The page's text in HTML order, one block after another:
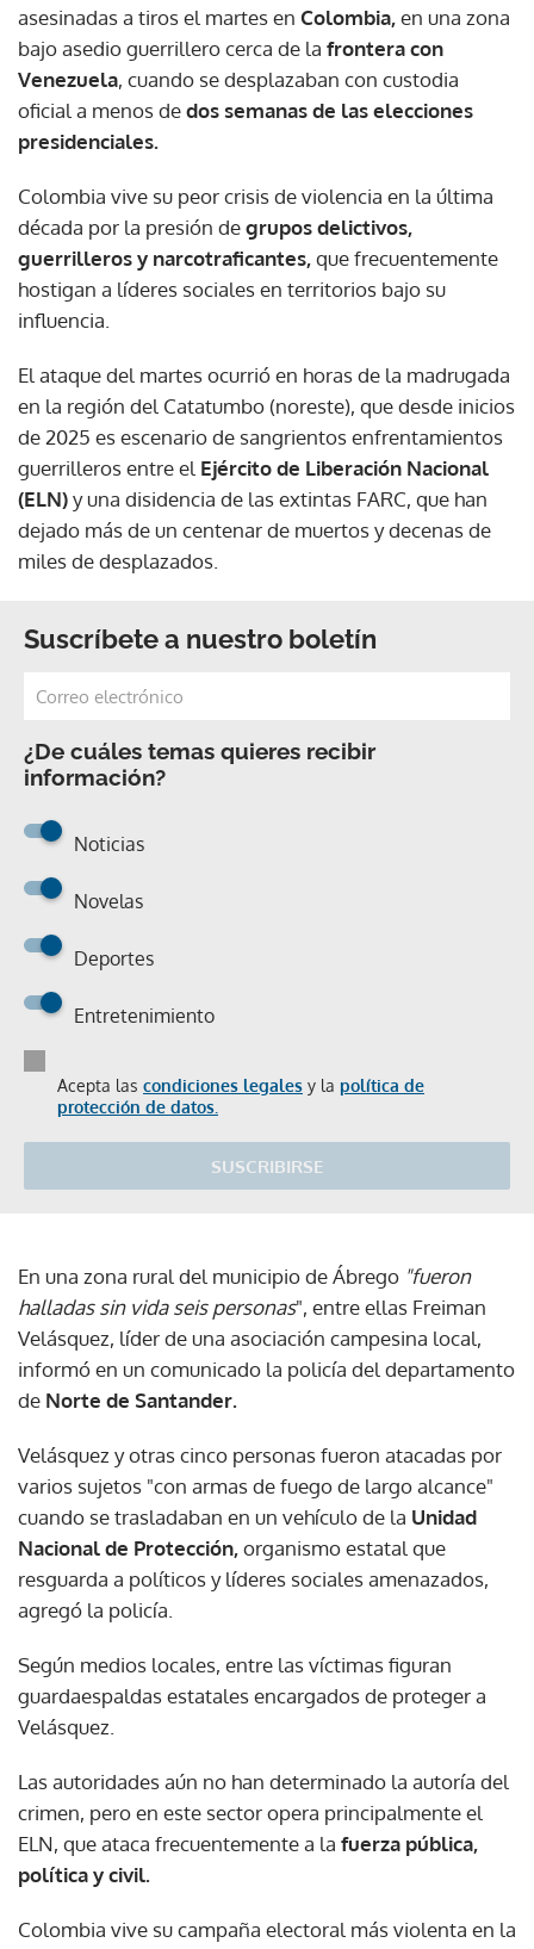
asesinadas a tiros el martes en Colombia,en una zona
bajo asedio guerrillero cerca de la frontera con
Venezuela, cuando se desplazaban con custodia
oficial a menos dedos semanas de las elecciones
presidenciales.
Colombia vive su peor crisis de violencia en la última
década por la presión degrupos delictivos,
guerrilleros y narcotraficantes,que frecuentemente
hostigan a líderes sociales en territorios bajo su
influencia.
El ataque del martes ocurrió en horas de la madrugada
en la región del Catatumbo (noreste), que desde inicios
de 2025 es escenario de sangrientos enfrentamientos
guerrilleros entre el Ejército de Liberación Nacional
(ELN)y una disidencia de las extintas FARC, que han
dejado más de un centenar de muertos y decenas de
miles de desplazados.
Suscríbete a nuestro boletín
¿De cuáles temas quieres recibir
información?
Noticias
Novelas
Deportes
Entretenimiento
Acepta las condiciones legales y la política de
protección de datos.
SUSCRIBIRSE
En una zona rural del municipio de Ábrego "fueron
halladas sin vida seis personas", entre ellas Freiman
Velásquez, líder de una asociación campesina local,
informó en un comunicado la policía del departamento
de Norte de Santander.
Velásquez y otras cinco personas fueron atacadas por
varios sujetos "con armas de fuego de largo alcance"
cuando se trasladaban en un vehículo de la Unidad
Nacional de Protección,organismo estatal que
resguarda a políticos y líderes sociales amenazados,
agregó la policía.
Según medios locales, entre las víctimas figuran
guardaespaldas estatales encargados de proteger a
Velásquez.
Las autoridades aún no han determinado la autoría del
crimen, pero en este sector opera principalmente el
ELN, que ataca frecuentemente a la fuerza pública,
política y civil.
Colombia vive su campaña electoral más violenta en la